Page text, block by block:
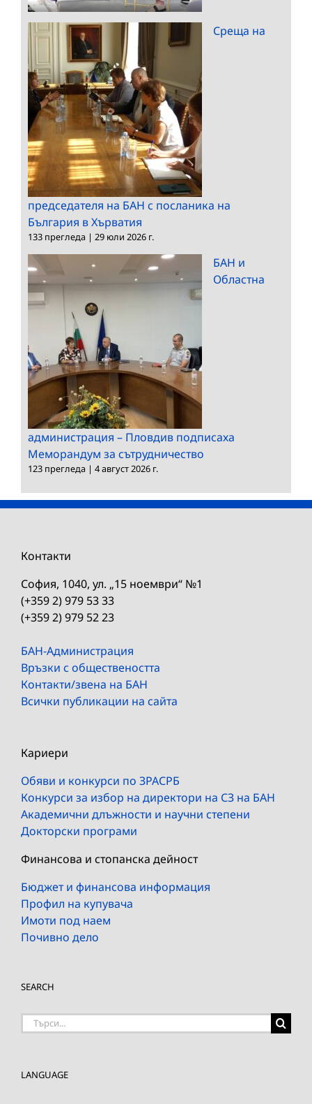
Среща на
председателя на БАН с посланика на
България в Хърватия
133 прегледа | 29 юли 2026 г.
БАН и
Областна
администрация – Пловдив подписаха
Меморандум за сътрудничество
123 прегледа | 4 август 2026 г.
Контакти
София, 1040, ул. „15 ноември“ №1
(+359 2) 979 53 33
(+359 2) 979 52 23
БАН-Администрация
Връзки с обществеността
Контакти/звена на БАН
Всички публикации на сайта
Кариери
Обяви и конкурси по ЗРАСРБ
Конкурси за избор на директори на СЗ на БАН
Академични длъжности и научни степени
Докторски програми
Финансова и стопанска дейност
Бюджет и финансова информация
Профил на купувача
Имоти под наем
Почивно дело
SEARCH
Търсене
LANGUAGE